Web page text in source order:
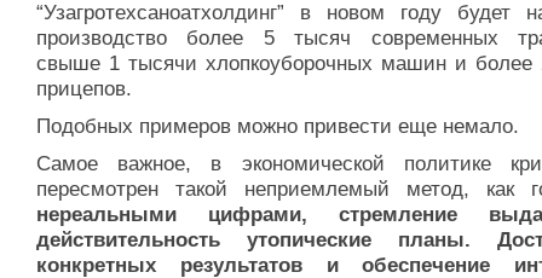
“Узагротехсаноатхолдинг” в новом году будет
производство более 5 тысяч современных
свыше 1 тысячи хлопкоуборочных машин и более
прицепов.
Подобных примеров можно привести еще немало.
Самое важное, в экономической политике
пересмотрен такой неприемлемый метод, как
нереальными цифрами, стремление
действительность утопические планы.
конкретных результатов и обеспечение